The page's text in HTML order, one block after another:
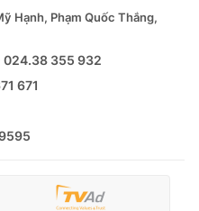
Hạnh, Phạm Quốc Thắng,
355 932
671